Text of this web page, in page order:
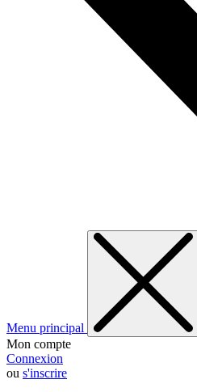
Menu principal
Mon compte
Connexion
ou s'inscrire